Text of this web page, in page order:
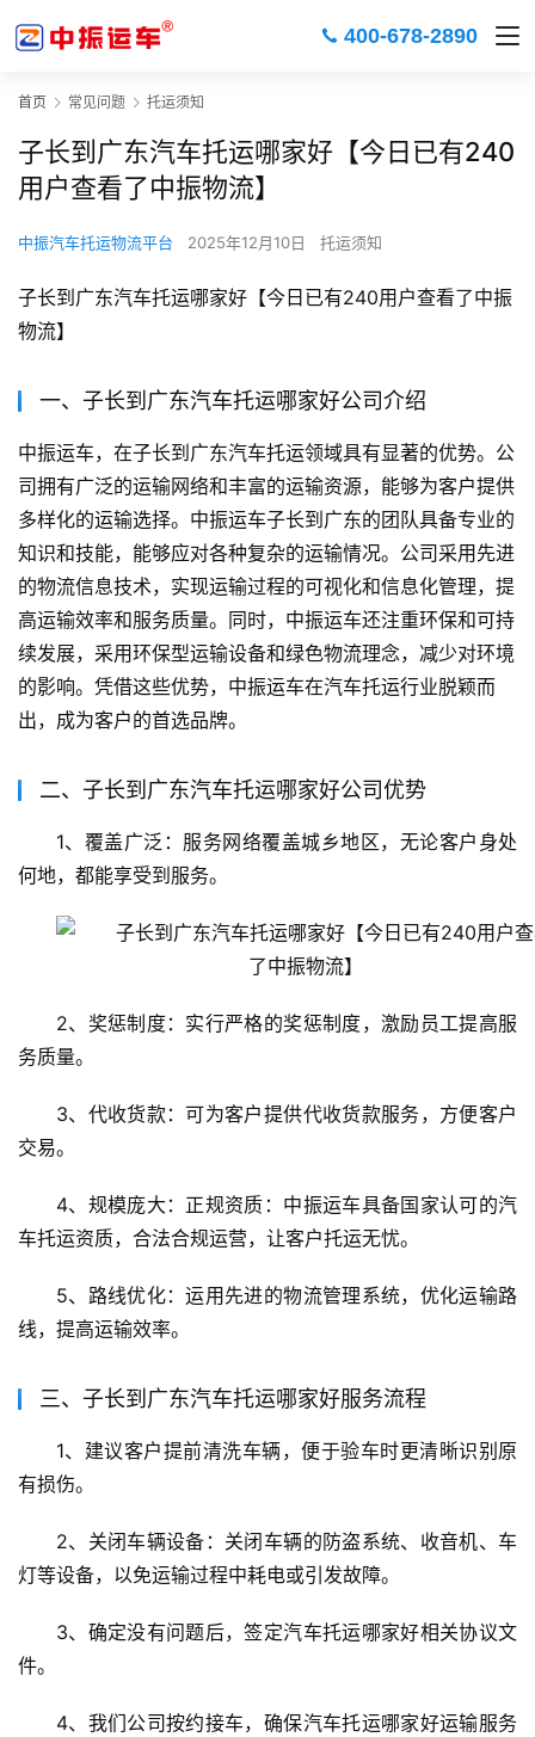
400-678-2890
首页 常见问题 托运须知
子长到广东汽车托运哪家好【今日已有240
用户查看了中振物流】
中振汽车托运物流平台 2025年12月10日 托运须知
子长到广东汽车托运哪家好【今日已有240用户查看了中振
物流】
一、子长到广东汽车托运哪家好公司介绍
中振运车，在子长到广东汽车托运领域具有显著的优势。公
司拥有广泛的运输网络和丰富的运输资源，能够为客户提供
多样化的运输选择。中振运车子长到广东的团队具备专业的
知识和技能，能够应对各种复杂的运输情况。公司采用先进
的物流信息技术，实现运输过程的可视化和信息化管理，提
高运输效率和服务质量。同时，中振运车还注重环保和可持
续发展，采用环保型运输设备和绿色物流理念，减少对环境
的影响。凭借这些优势，中振运车在汽车托运行业脱颖而
出，成为客户的首选品牌。
二、子长到广东汽车托运哪家好公司优势
1、覆盖广泛：服务网络覆盖城乡地区，无论客户身处
何地，都能享受到服务。
2、奖惩制度：实行严格的奖惩制度，激励员工提高服
务质量。
3、代收货款：可为客户提供代收货款服务，方便客户
交易。
4、规模庞大：正规资质：中振运车具备国家认可的汽
车托运资质，合法合规运营，让客户托运无忧。
5、路线优化：运用先进的物流管理系统，优化运输路
线，提高运输效率。
三、子长到广东汽车托运哪家好服务流程
1、建议客户提前清洗车辆，便于验车时更清晰识别原
有损伤。
2、关闭车辆设备：关闭车辆的防盗系统、收音机、车
灯等设备，以免运输过程中耗电或引发故障。
3、确定没有问题后，签定汽车托运哪家好相关协议文
件。
4、我们公司按约接车，确保汽车托运哪家好运输服务